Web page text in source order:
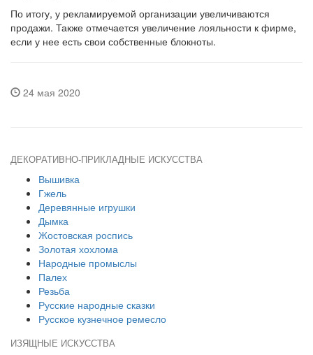
По итогу, у рекламируемой организации увеличиваются
продажи. Также отмечается увеличение лояльности к фирме,
если у нее есть свои собственные блокноты.
24 мая 2020
ДЕКОРАТИВНО-ПРИКЛАДНЫЕ ИСКУССТВА
Вышивка
Гжель
Деревянные игрушки
Дымка
Жостовская роспись
Золотая хохлома
Народные промыслы
Палех
Резьба
Русские народные сказки
Русское кузнечное ремесло
ИЗЯЩНЫЕ ИСКУССТВА